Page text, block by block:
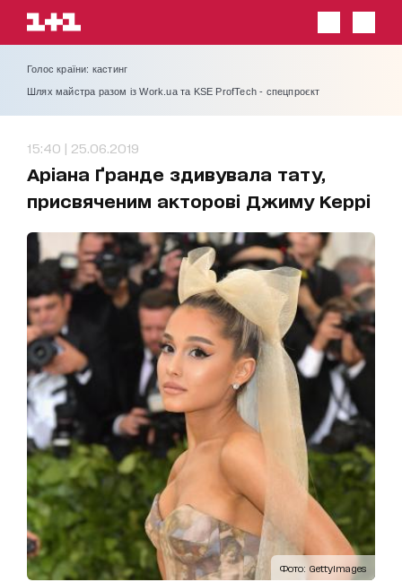
Голос країни: кастинг
Шлях майстра разом із Work.ua та KSE ProfTech - спецпроєкт
15:40 | 25.06.2019
Аріана Ґранде здивувала тату,
присвяченим акторові Джиму Керрі
Фото: GettyImages